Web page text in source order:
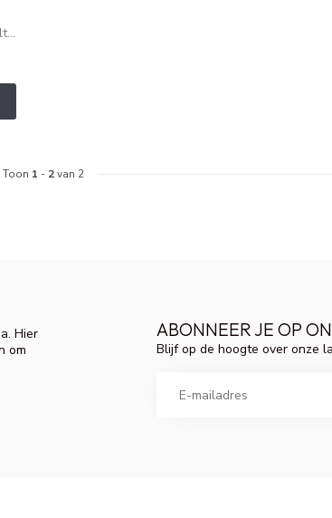
Toon 1 - 2van 2
Hier
om
ABONNEER JE OP
Blijf op de hoogte over onze